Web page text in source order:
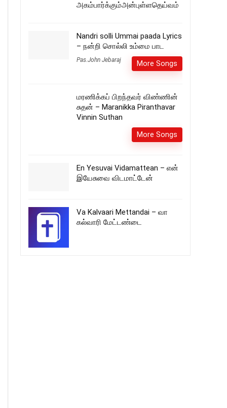
அகம்பார்க்கும்அன்புள்ளதெய்வம்
Nandri solli Ummai paada Lyrics
– நன்றி சொல்லி உம்மை பாட
Pas.John Jebaraj More Songs
மரணிக்கப் பிறந்தவர் விண்ணின்
சுதன் – Maranikka Piranthavar
Vinnin Suthan
More Songs
En Yesuvai Vidamattean – என்
இயேசுவை விடமாட்டேன்
Va Kalvaari Mettandai – வா
கல்வாரி மேட்டண்டை